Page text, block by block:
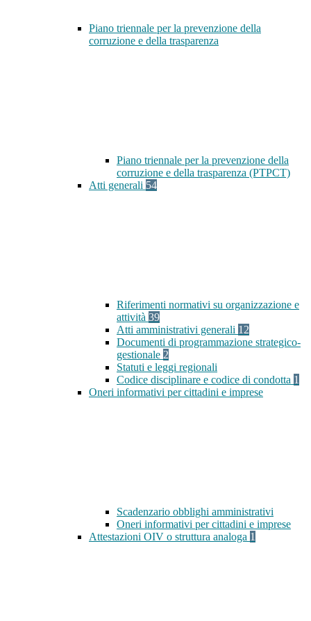
Piano triennale per la prevenzione della
corruzione e della trasparenza
Piano triennale per la prevenzione della
corruzione e della trasparenza (PTPCT)
Atti generali 54
Riferimenti normativi su organizzazione e
attività 39
Atti amministrativi generali 12
Documenti di programmazione strategico-
gestionale 2
Statuti e leggi regionali
Codice disciplinare e codice di condotta 1
Oneri informativi per cittadini e imprese
Scadenzario obblighi amministrativi
Oneri informativi per cittadini e imprese
Attestazioni OIV o struttura analoga 1